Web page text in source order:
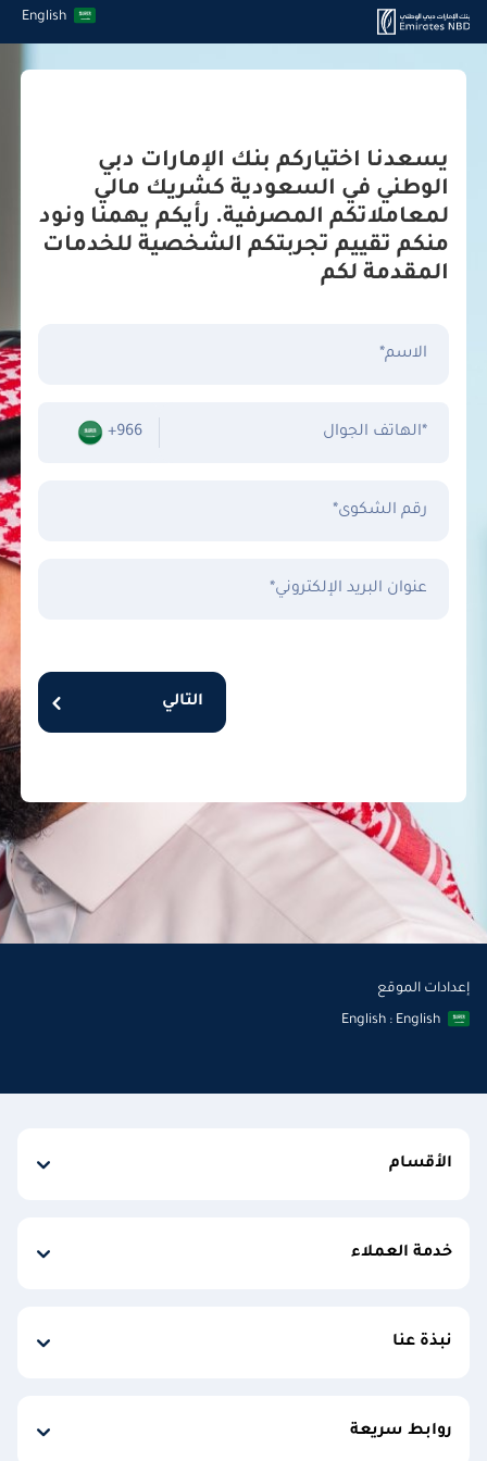
English
يسعدنا اختياركم بنك الإمارات دبي
الوطني في السعودية كشريك مالي
لمعاملاتكم المصرفية. رأيكم يهمنا ونود
منكم تقييم تجربتكم الشخصية للخدمات
المقدمة لكم
الاسم*
+966 الهاتف الجوال*
رقم الشكوى*
عنوان البريد الإلكتروني*
التالي
إعدادات الموقع
English : English
الأقسام
خدمة العملاء
نبذة عنا
روابط سريعة